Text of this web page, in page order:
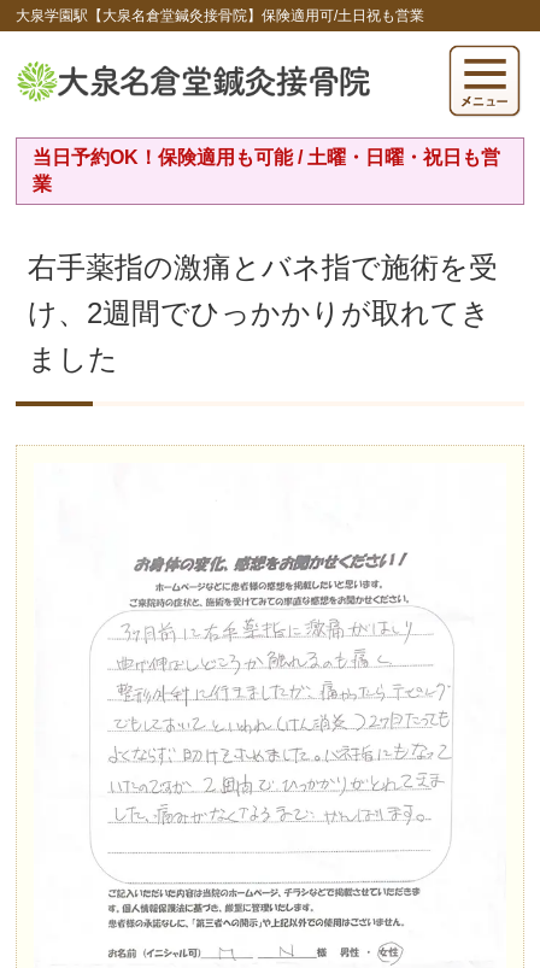
大泉学園駅【大泉名倉堂鍼灸接骨院】保険適用可/土日祝も営業
当日予約OK！保険適用も可能 / 土曜・日曜・祝日も営
業
右手薬指の激痛とバネ指で施術を受
け、2週間でひっかかりが取れてき
ました